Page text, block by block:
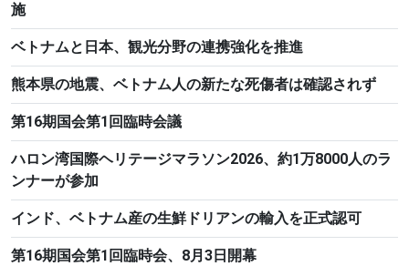
施
ベトナムと日本、観光分野の連携強化を推進
熊本県の地震、ベトナム人の新たな死傷者は確認されず
第16期国会第1回臨時会議
ハロン湾国際ヘリテージマラソン2026、約1万8000人のラ
ンナーが参加
インド、ベトナム産の生鮮ドリアンの輸入を正式認可
第16期国会第1回臨時会、8月3日開幕